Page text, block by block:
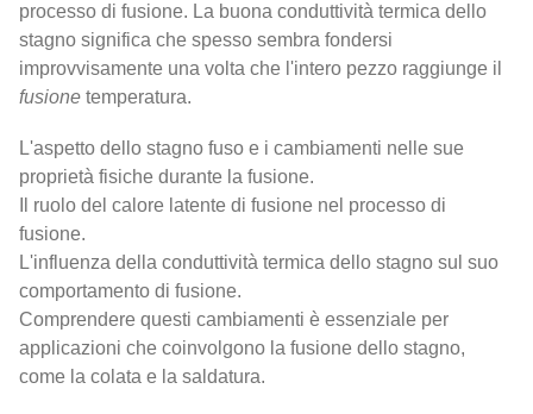
processo di fusione. La buona conduttività termica dello
stagno significa che spesso sembra fondersi
improvvisamente una volta che l'intero pezzo raggiunge il
fusione temperatura.
L'aspetto dello stagno fuso e i cambiamenti nelle sue
proprietà fisiche durante la fusione.
Il ruolo del calore latente di fusione nel processo di
fusione.
L'influenza della conduttività termica dello stagno sul suo
comportamento di fusione.
Comprendere questi cambiamenti è essenziale per
applicazioni che coinvolgono la fusione dello stagno,
come la colata e la saldatura.